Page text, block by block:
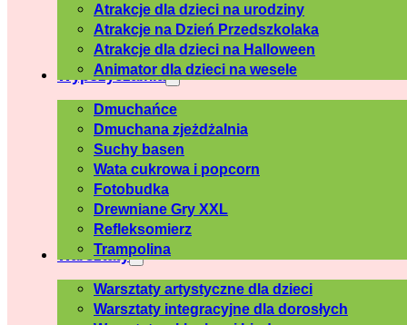
Atrakcje dla dzieci na urodziny
Atrakcje na Dzień Przedszkolaka
Atrakcje dla dzieci na Halloween
Animator dla dzieci na wesele
Wypożyczalnia
Dmuchańce
Dmuchana zjeżdżalnia
Suchy basen
Wata cukrowa i popcorn
Fotobudka
Drewniane Gry XXL
Refleksomierz
Trampolina
Warsztaty
Warsztaty artystyczne dla dzieci
Warsztaty integracyjne dla dorosłych